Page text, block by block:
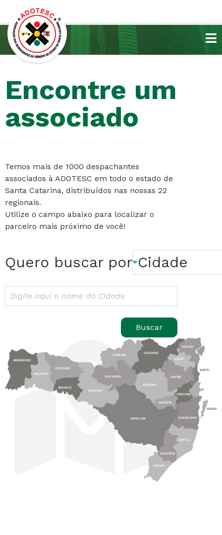
Encontre um
associado
Temos mais de 1000 despachantes
associados à ADOTESC em todo o estado de
Santa Catarina, distribuídos nas nossas 22
regionais.
Utilize o campo abaixo para localizar o
parceiro mais próximo de você!
Quero buscar por
Buscar